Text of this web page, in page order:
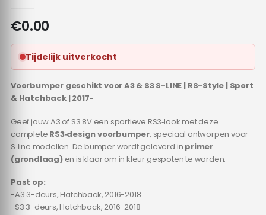
€0.00
Tijdelijk uitverkocht
Voorbumper geschikt voor A3 & S3 S-LINE | RS-Style | Sport
& Hatchback | 2017-
Geef jouw A3 of S3 8V een sportieve RS3‑look met deze
complete RS3‑design voorbumper, speciaal ontworpen voor
S‑line modellen. De bumper wordt geleverd in primer
(grondlaag)en is klaar om in kleur gespoten te worden.
Past op:
-A3 3-deurs, Hatchback, 2016-2018
-S3 3-deurs, Hatchback, 2016-2018